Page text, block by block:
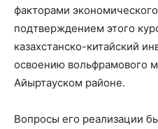
факторами
подтверждением этого
казахстанско-китайский
освоению вольфрамового
Айыртауском районе.
Вопросы его реализации